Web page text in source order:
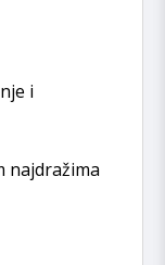
i
najdražima